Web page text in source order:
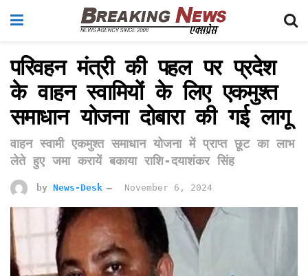
परिवहन मंत्री की पहल पर प्रदेश
के वाहन स्वामियों के लिए एकमुश्त
समाधान योजना दोबारा की गई लागू
वाहन स्वामी एकमुश्त समाधान योजना में प्राप्त छूट का लाभ
लेते हुए जमा करायें बकाया राशि-दयाशंकर सिंह
by News-Desk November 6, 2024